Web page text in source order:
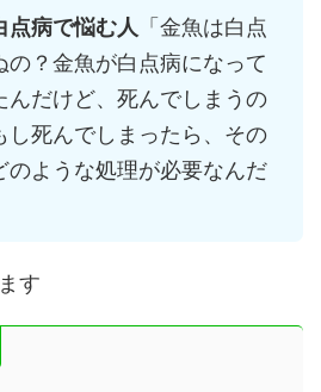
点病で悩む人 「金魚は白点
の？金魚が白点病になって
んだけど、死んでしまうの
し死んでしまったら、その
のような処理が必要なんだ
す